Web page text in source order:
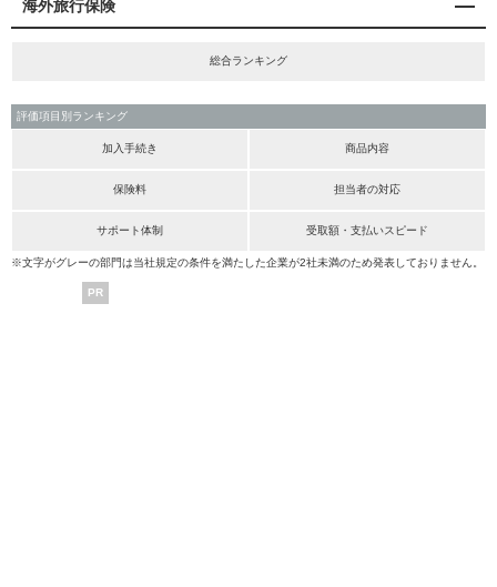
海外旅行保険
総合ランキング
評価項目別ランキング
加入手続き 商品内容
保険料 担当者の対応
サポート体制 受取額・支払いスピード
※文字がグレーの部門は当社規定の条件を満たした企業が2社未満のため発表しておりません。
PR